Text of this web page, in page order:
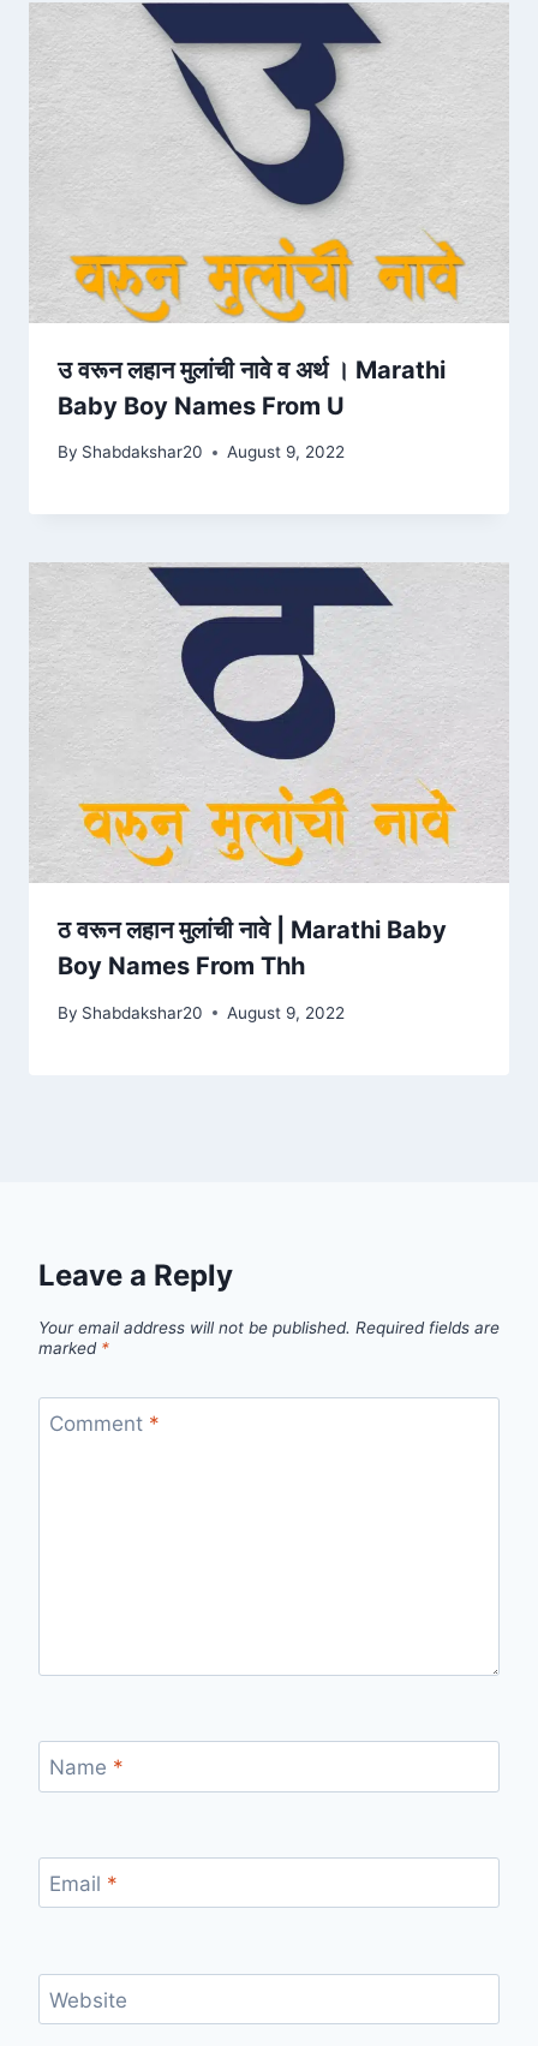
उ वरून लहान मुलांची नावे व अर्थ । Marathi
Baby Boy Names From U
By Shabdakshar20 August 9, 2022
ठ वरून लहान मुलांची नावे | Marathi Baby
Boy Names From Thh
By Shabdakshar20 August 9, 2022
Leave a Reply
Your email address will not be published. Required fields are
marked *
Comment *
Name *
Email *
Website